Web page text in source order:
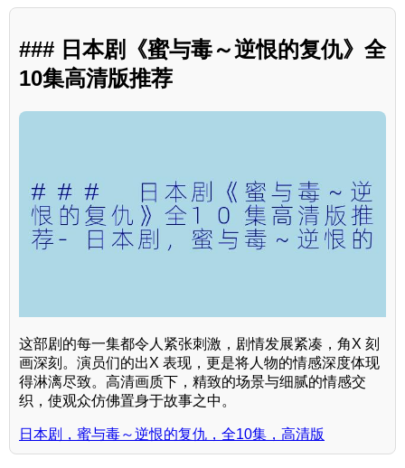
### 日本剧《蜜与毒～逆恨的复仇》全
10集高清版推荐
这部剧的每一集都令人紧张刺激，剧情发展紧凑，角X 刻
画深刻。演员们的出X 表现，更是将人物的情感深度体现
得淋漓尽致。高清画质下，精致的场景与细腻的情感交
织，使观众仿佛置身于故事之中。
日本剧，蜜与毒～逆恨的复仇，全10集，高清版